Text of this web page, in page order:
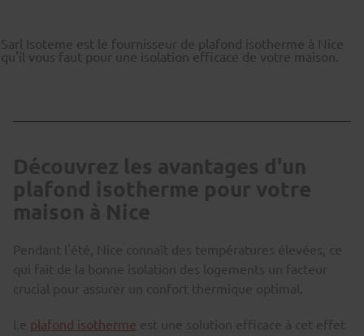
Sarl Isoteme est le fournisseur de plafond isotherme à Nice
qu'il vous faut pour une isolation efficace de votre maison.
Découvrez les avantages d'un
plafond isotherme pour votre
maison à Nice
Pendant l'été, Nice connaît des températures élevées, ce
qui fait de la bonne isolation des logements un facteur
crucial pour assurer un confort thermique optimal.
Le plafond isotherme est une solution efficace à cet effet